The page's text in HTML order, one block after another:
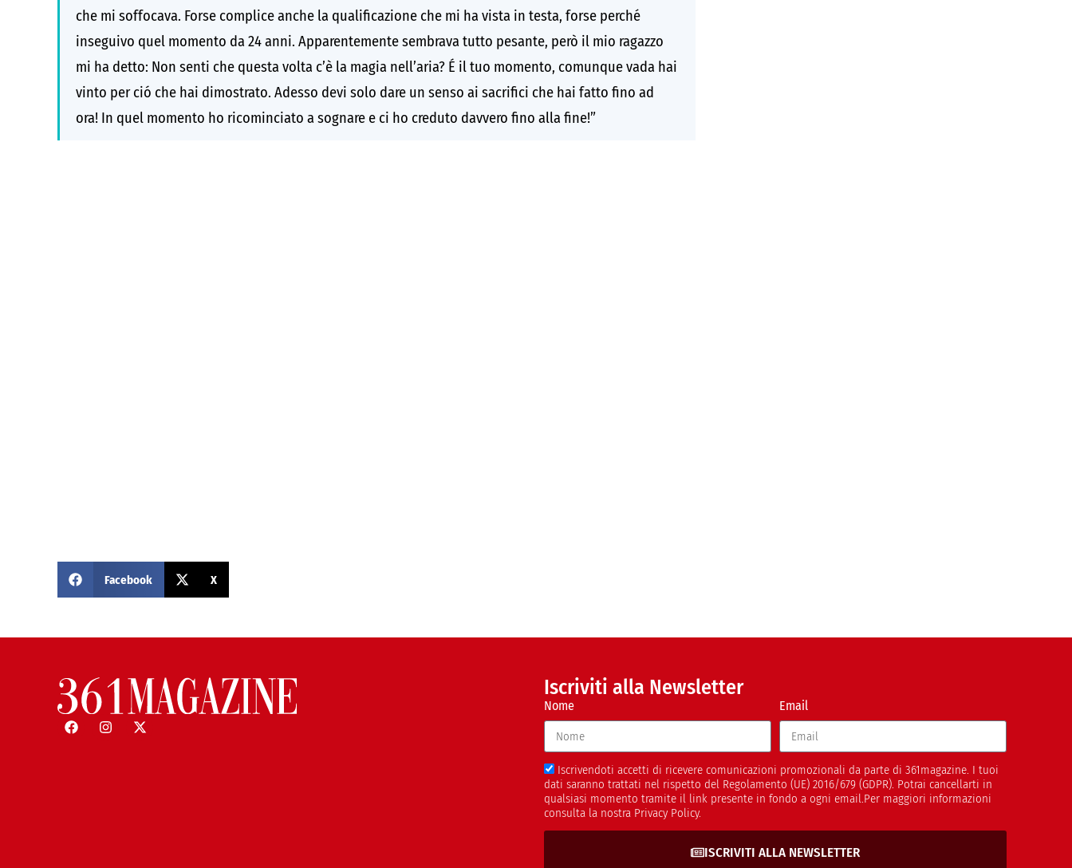
che mi soffocava. Forse complice anche la qualificazione che mi ha vista in testa, forse perché
inseguivo quel momento da 24 anni. Apparentemente sembrava tutto pesante, però il mio ragazzo
mi ha detto: Non senti che questa volta c’è la magia nell’aria? É il tuo momento, comunque vada hai
vinto per ció che hai dimostrato. Adesso devi solo dare un senso ai sacrifici che hai fatto fino ad
ora! In quel momento ho ricominciato a sognare e ci ho creduto davvero fino alla fine!”
Facebook X
Iscriviti alla Newsletter
Nome Email
Iscrivendoti accetti di ricevere comunicazioni promozionali da parte di 361magazine. I tuoi
dati saranno trattati nel rispetto del Regolamento (UE) 2016/679 (GDPR). Potrai cancellarti in
qualsiasi momento tramite il link presente in fondo a ogni email.Per maggiori informazioni
consulta la nostra Privacy Policy.
ISCRIVITI ALLA NEWSLETTER